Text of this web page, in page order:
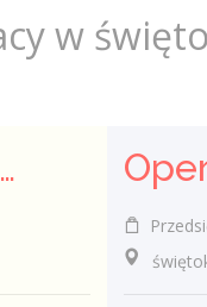
w
strzałowa